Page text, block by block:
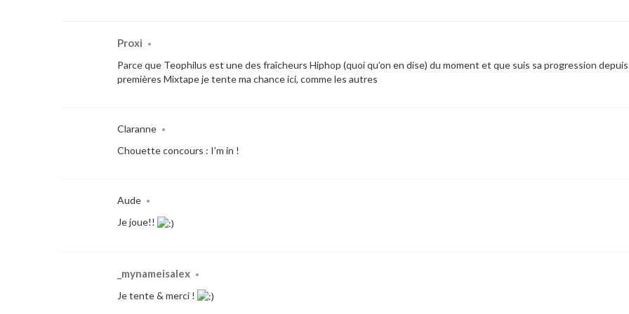
Proxi •
Parce que Teophilus est une des fraîcheurs Hiphop (quoi qu’on en dise) du moment et que suis sa progression
premières Mixtape je tente ma chance ici, comme les autres
Claranne •
Chouette concours : I’m in !
Aude •
Je joue!!
_mynameisalex •
Je tente & merci !